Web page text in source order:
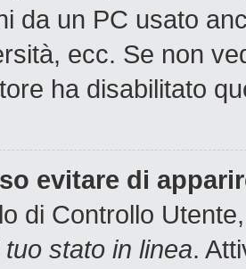
da un PC usato
ecc. Se non
ha disabilitato
evitare di
di Controllo
stato in linea.